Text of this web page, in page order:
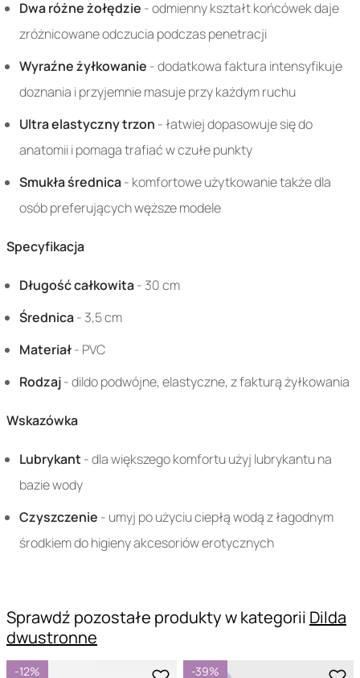
Dwa różne żołędzie - odmienny kształt końcówek daje
zróżnicowane odczucia podczas penetracji
Wyraźne żyłkowanie - dodatkowa faktura intensyfikuje
doznania i przyjemnie masuje przy każdym ruchu
Ultra elastyczny trzon - łatwiej dopasowuje się do
anatomii i pomaga trafiać w czułe punkty
Smukła średnica- komfortowe użytkowanie także dla
osób preferujących węższe modele
Specyfikacja
Długość całkowita- 30 cm
Średnica- 3,5 cm
Materiał- PVC
Rodzaj- dildo podwójne, elastyczne, z fakturą żyłkowania
Wskazówka
Lubrykant - dla większego komfortu użyj lubrykantu na
bazie wody
Czyszczenie - umyj po użyciu ciepłą wodą z łagodnym
środkiem do higieny akcesoriów erotycznych
Sprawdź pozostałe produkty w kategorii Dilda
dwustronne
-12% -39%